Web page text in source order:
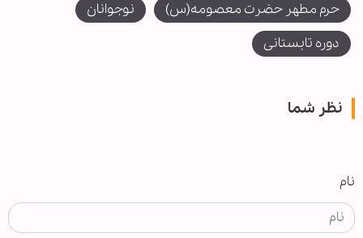
حرم مطهر حضرت معصومه(س)
نوجوانان
دوره تابستانی
نظر شما
نام